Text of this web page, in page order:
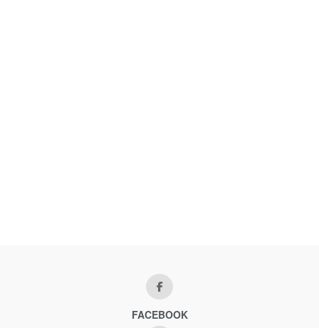
FACEBOOK